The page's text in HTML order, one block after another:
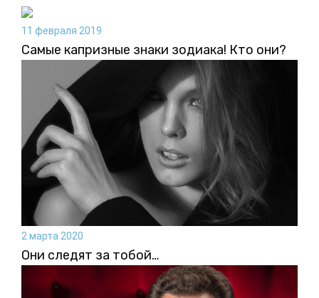
11 февраля 2019
Самые капризные знаки зодиака! Кто они?
2 марта 2020
Они следят за тобой…